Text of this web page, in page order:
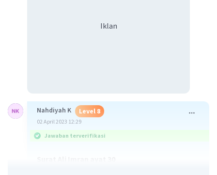
Iklan
Nahdiyah K Level 8
02 April 2023 12:29
Jawaban terverifikasi